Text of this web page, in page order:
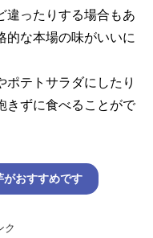
違ったりする場合もあ
的な本場の味がいいに
ポテトサラダにしたり
きずに食べることがで
がおすすめです
ク